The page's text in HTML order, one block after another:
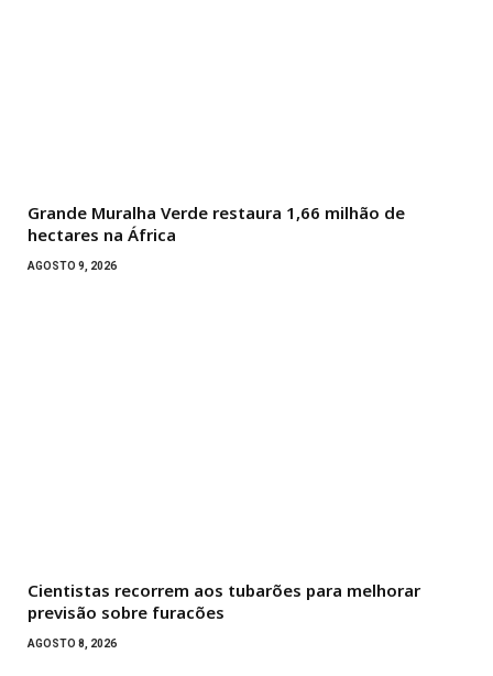
Grande Muralha Verde restaura 1,66 milhão de
hectares na África
AGOSTO 9, 2026
Cientistas recorrem aos tubarões para melhorar
previsão sobre furacões
AGOSTO 8, 2026